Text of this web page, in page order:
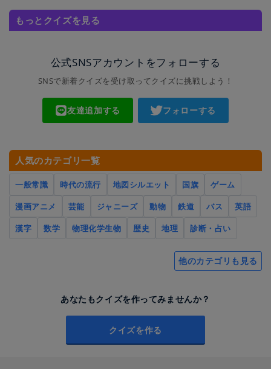
もっとクイズを見る
公式SNSアカウントをフォローする
SNSで新着クイズを受け取ってクイズに挑戦しよう！
友達追加する フォローする
人気のカテゴリ一覧
一般常識 時代の流行 地図シルエット 国旗
ゲーム
漫画アニメ
芸能 ジャニーズ 動物 鉄道 バス
英語
漢字
数学 物理化学生物 歴史 地理 診断・占い
他のカテゴリも見る
あなたもクイズを作ってみませんか？
クイズを作る